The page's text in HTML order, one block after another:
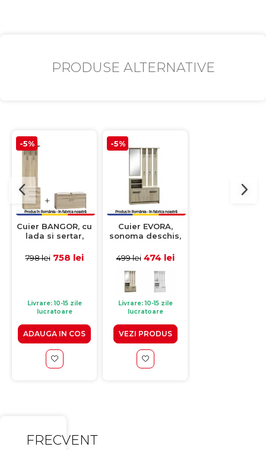
PRODUSE ALTERNATIVE
-5%
Cuier BANGOR, cu
lada si sertar,
Pantofar LORCA, 3
798 lei 758 lei
Livrare: 10-15 zile
lucratoare
ADAUGA IN COS
-5%
Cuier EVORA,
sonoma deschis,
499 lei 474 lei
Livrare: 10-15 zile
lucratoare
VEZI PRODUS
FRECVENT